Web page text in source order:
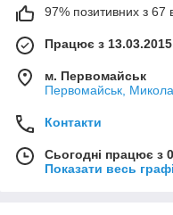
97% позитивних з 67
Працює з 13.03.2015
м. Первомайськ
Первомайськ,
Контакти
Сьогодні працює з
Показати весь